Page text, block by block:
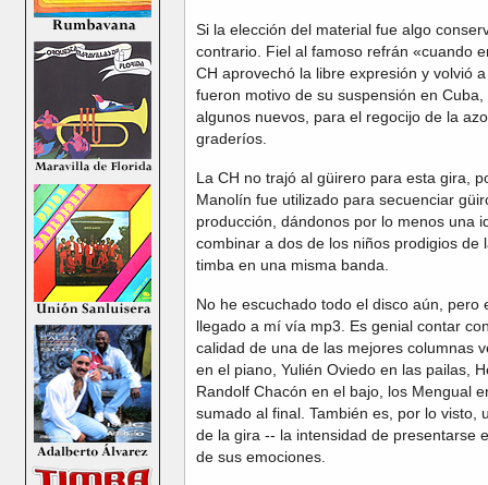
Si la elección del material fue algo
contrario. Fiel al famoso refrán «cuando
CH aprovechó la libre expresión y volvió
fueron motivo de su suspensión en
algunos nuevos, para el regocijo de la
graderíos.
La CH no trajó al güirero para esta gira,
Manolín fue utilizado para secuenciar
producción, dándonos por lo menos una
combinar a dos de los niños prodigios de
timba en una misma banda.
No he escuchado todo el disco aún, pero
llegado a mí vía mp3. Es genial contar
calidad de una de las mejores columnas
en el piano, Yulién Oviedo en las pailas,
Randolf Chacón en el bajo, los Mengual
sumado al final. También es, por lo visto,
de la gira -- la intensidad de presentarse
de sus emociones.